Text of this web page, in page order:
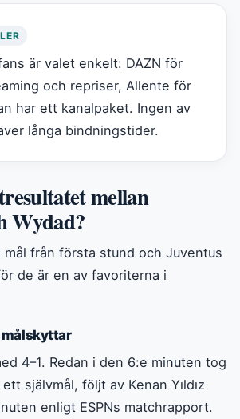
är valet enkelt: DAZN för
och repriser, Allente för
har ett kanalpaket. Ingen av
långa bindningstider.
mellan
Wydad?
från första stund och Juventus
de är en av favoriterna i
4–1. Redan i den 6:e minuten tog
självmål, följt av Kenan Yıldız
enligt ESPNs matchrapport.